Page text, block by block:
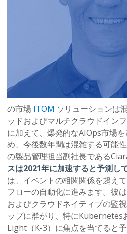
の市場 ITOM ソリューションは
ッドおよびマルチクラウドイン
に加えて、爆発的なAIOps市場
め、今後数年間は混雑する可能
の製品管理担当副社長である
スは2021年に加速すると予測し
は、イベントの相関関係を超え
フローの自動化に進みます。彼
およびクラウドネイティブの監
ップに群がり、特にKubernetes
Light（K-3）に焦点を当てると予